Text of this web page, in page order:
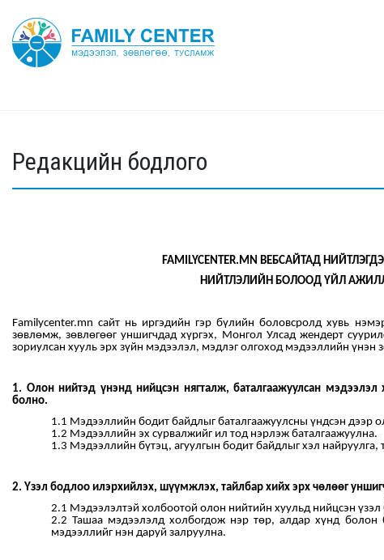
Редакцийн бодлого
FAMILYCENTER.MN ВЕБСАЙТАД
НИЙТЛЭЛИЙН БОЛООД ҮЙЛ
Familycenter.mn сайт нь иргэдийн гэр бүлийн боловсролд хувь
зөвлөмж, зөвлөгөөг уншигчдад хүргэх, Монгол Улсад жендерт
зориулсан хууль эрх зүйн мэдээлэл, мэдлэг олгоход мэдээллийн үнэн
1. Олон нийтэд үнэнд нийцсэн нягталж, баталгаажуулсан мэдээлэл
болно.
1.1 Мэдээллийн бодит байдлыг баталгаажуулсны үндсэн дээр
1.2 Мэдээллийн эх сурвалжийг ил тод нэрлэж баталгаажуулна.
1.3 Мэдээллийн бүтэц, агуулгын бодит байдлыг хэл найруулга,
2. Үзэл бодлоо илэрхийлэх, шүүмжлэх, тайлбар хийх эрх чөлөөг
2.1 Мэдээлэлтэй холбоотой олон нийтийн хуульд нийцсэн үзэл
2.2 Ташаа мэдээлэлд холбогдож нэр төр, алдар хүнд болон
мэдээллийг нэн даруй залруулна.